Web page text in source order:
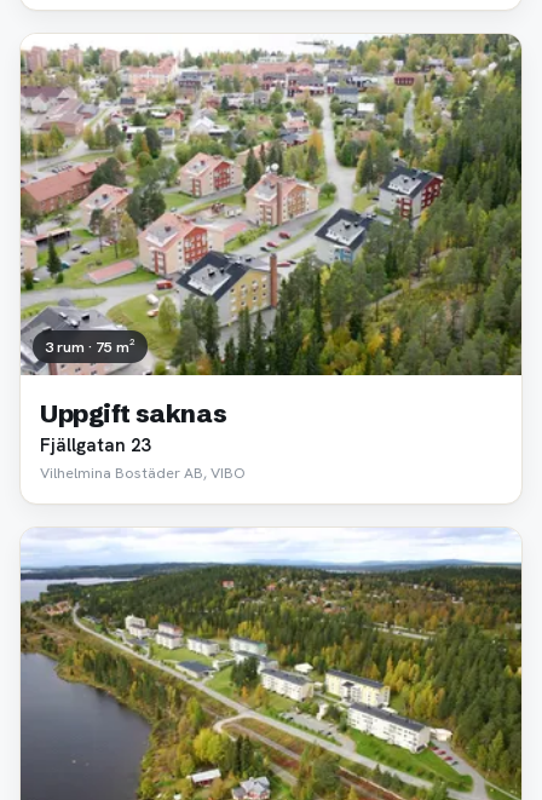
3 rum · 75 m²
Uppgift saknas
Fjällgatan 23
Vilhelmina Bostäder AB, VIBO